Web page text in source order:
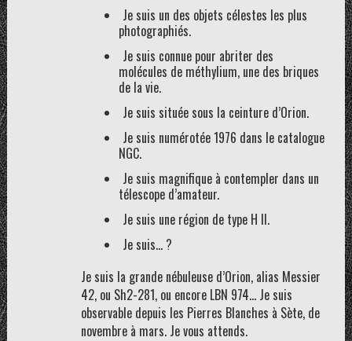
Je suis un des objets célestes les plus
photographiés.
Je suis connue pour abriter des
molécules de méthylium, une des briques
de la vie.
Je suis située sous la ceinture d’Orion.
Je suis numérotée 1976 dans le catalogue
NGC.
Je suis magnifique à contempler dans un
télescope d’amateur.
Je suis une région de type H II.
Je suis… ?
Je suis la grande nébuleuse d’Orion, alias Messier
42, ou Sh2-281, ou encore LBN 974… Je suis
observable depuis les Pierres Blanches à Sète, de
novembre à mars. Je vous attends.